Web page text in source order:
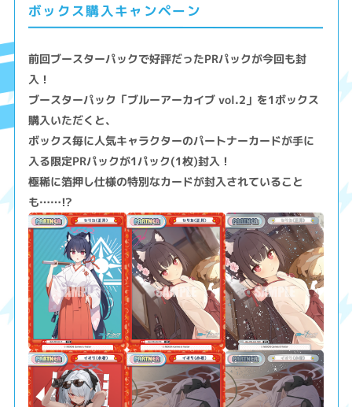
ボックス購入キャンペーン
前回ブースターパックで好評だったPRパックが今回も封
入！
ブースターパック「ブルーアーカイブ vol.2」を1ボックス
購入いただくと、
ボックス毎に人気キャラクターのパートナーカードが手に
入る限定PRパックが1パック(1枚)封入！
極稀に箔押し仕様の特別なカードが封入されていること
も……!?